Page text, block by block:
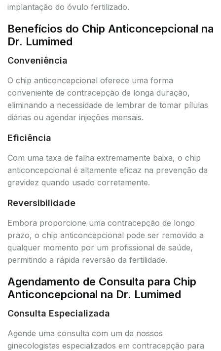
implantação do óvulo fertilizado.
Benefícios do Chip Anticoncepcional na
Dr. Lumimed
Conveniência
O chip anticoncepcional oferece uma forma
conveniente de contracepção de longa duração,
eliminando a necessidade de lembrar de tomar pílulas
diárias ou agendar injeções mensais.
Eficiência
Com uma taxa de falha extremamente baixa, o chip
anticoncepcional é altamente eficaz na prevenção da
gravidez quando usado corretamente.
Reversibilidade
Embora proporcione uma contracepção de longo
prazo, o chip anticoncepcional pode ser removido a
qualquer momento por um profissional de saúde,
permitindo a rápida reversão da fertilidade.
Agendamento de Consulta para Chip
Anticoncepcional na Dr. Lumimed
Consulta Especializada
Agende uma consulta com um de nossos
ginecologistas especializados em contracepção para